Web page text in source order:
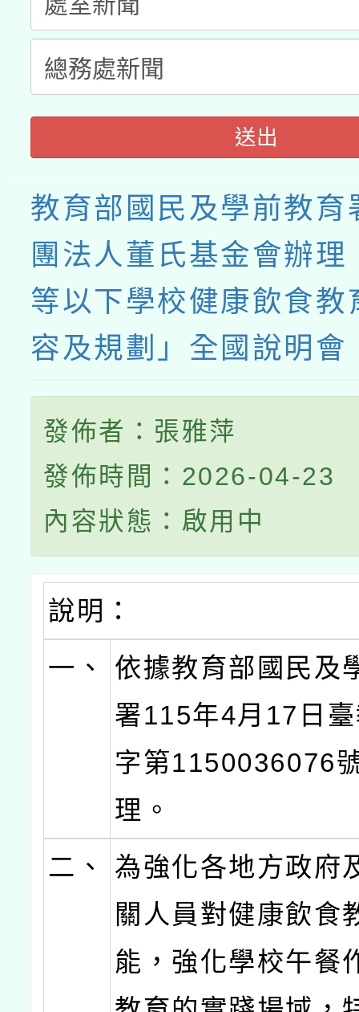
送出
教育部國民及學前教育
團法人董氏基金會辦理
等以下學校健康飲食教
容及規劃」全國說明會
發佈者：張雅萍
發佈時間：2026-04-23
內容狀態：啟用中
說明：
一、
依據教育部國民及
署115年4月17日
字第1150036076
理。
二、
為強化各地方政府
關人員對健康飲食
能，強化學校午餐